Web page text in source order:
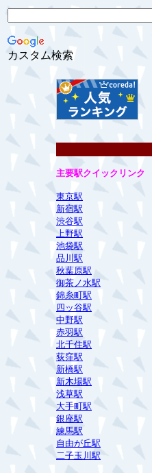
カスタム検索
主要駅クイックリンク
東京駅
新宿駅
渋谷駅
上野駅
池袋駅
品川駅
秋葉原駅
御茶ノ水駅
錦糸町駅
四ッ谷駅
中野駅
赤羽駅
北千住駅
荻窪駅
新橋駅
新木場駅
浅草駅
大手町駅
銀座駅
練馬駅
自由が丘駅
二子玉川駅